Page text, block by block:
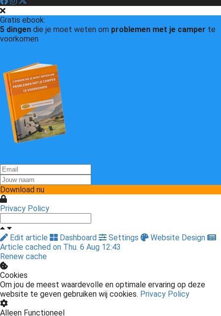
Gratis ebook:
5 dingen die je moet weten om problemen met je camper te
voorkomen
Download nu
Privacy Policy
Edit article Dashboard Settings
Website Design
Article cached on Thu. 6 Aug 12:43
Renew cache
Cookies
Om jou de meest waardevolle en optimale ervaring op deze
website te geven gebruiken wij cookies. Privacy Policy
Alleen Functioneel